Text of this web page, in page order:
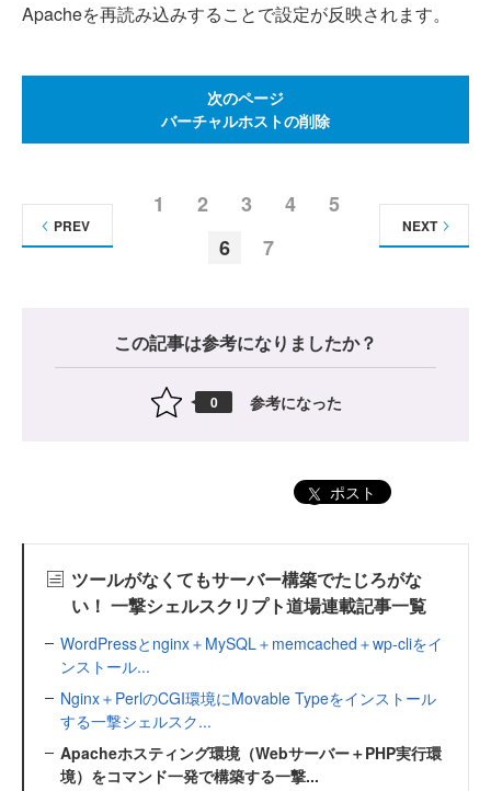
Apacheを再読み込みすることで設定が反映されます。
次のページ
バーチャルホストの削除
1 2 3 4
5
6
7
PREV NEXT
この記事は参考になりましたか？
0 参考になった
ポスト
ツールがなくてもサーバー構築でたじろがな
い！ 一撃シェルスクリプト道場連載記事一覧
WordPressとnginx＋MySQL＋memcached＋wp-cliをイ
ンストール...
Nginx＋PerlのCGI環境にMovable Typeをインストール
する一撃シェルスク...
Apacheホスティング環境（Webサーバー＋PHP実行環
境）をコマンド一発で構築する一撃...